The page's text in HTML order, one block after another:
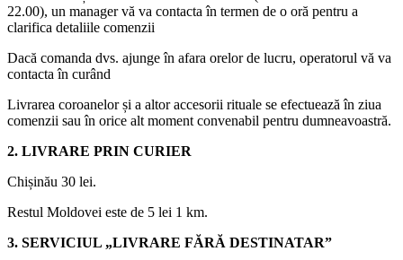
22.00), un manager vă va contacta în termen de o oră pentru a
clarifica detaliile comenzii
Dacă comanda dvs. ajunge în afara orelor de lucru, operatorul vă va
contacta în curând
Livrarea coroanelor și a altor accesorii rituale se efectuează în ziua
comenzii sau în orice alt moment convenabil pentru dumneavoastră.
2. LIVRARE PRIN CURIER
Chișinău 30 lei.
Restul Moldovei este de 5 lei 1 km.
3. SERVICIUL „LIVRARE FĂRĂ DESTINATAR”